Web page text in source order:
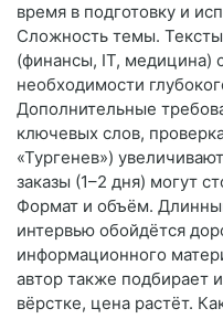
время в подготовку и
Сложность темы.
(финансы, IT, медицина)
необходимости
Дополнительные
ключевых слов,
«Тургенев»)
заказы (1–2 дня) могут
Формат и объём.
интервью обойдётся
информационного
автор также подбирает
вёрстке, цена растёт.